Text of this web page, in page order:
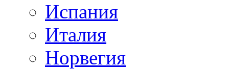
Испания
Италия
Норвегия